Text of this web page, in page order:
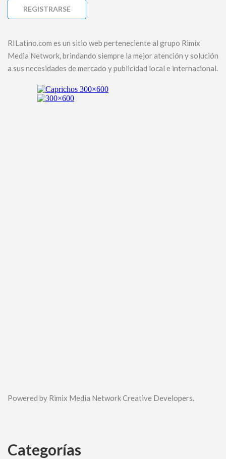
RILatino.com es un sitio web perteneciente al grupo Rimix
Media Network, brindando siempre la mejor atención y solución
a sus necesidades de mercado y publicidad local e internacional.
Powered by Rimix Media Network Creative Developers.
Categorías